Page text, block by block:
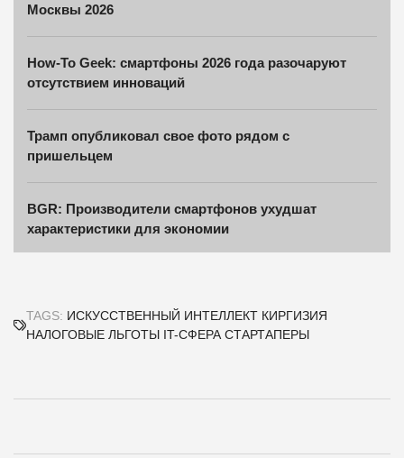
Москвы 2026
How-To Geek: смартфоны 2026 года разочаруют
отсутствием инноваций
Трамп опубликовал свое фото рядом с
пришельцем
BGR: Производители смартфонов ухудшат
характеристики для экономии
TAGS: ИСКУССТВЕННЫЙ ИНТЕЛЛЕКТ КИРГИЗИЯ
НАЛОГОВЫЕ ЛЬГОТЫ IT-СФЕРА СТАРТАПЕРЫ